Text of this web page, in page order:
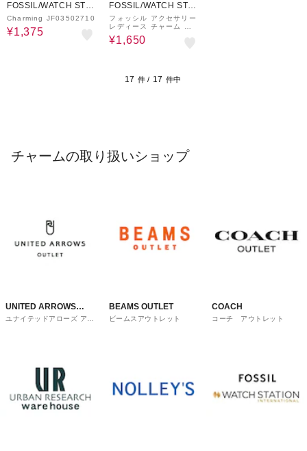
FOSSIL/WATCH STAT
ION INTERNATIONAL
Charming JF03502710
¥1,375
FOSSIL/WATCH STAT
ION INTERNATIONAL
フォッシル アクセサリー
レディース チャーム グ
リーン JF03896710
¥1,650
17 件 / 17 件中
チャームの取り扱いショップ
UNITED ARROWS
OUTLET
ユナイテッドアローズ アウ
BEAMS OUTLET
ビームスアウトレット
COACH
コーチ アウトレット